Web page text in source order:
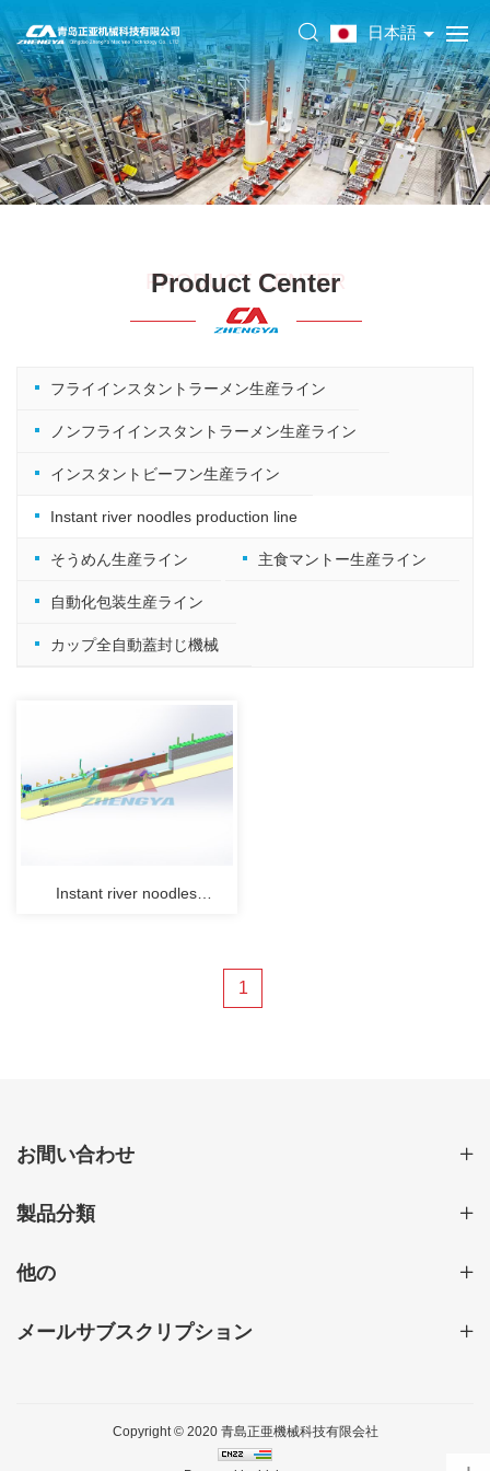
日本語
Product Center
PRODUCT CENTER
フライインスタントラーメン生産ライン
ノンフライインスタントラーメン生産ライン
インスタントビーフン生産ライン
Instant river noodles production line
そうめん生産ライン 主食マントー生産ライン
自動化包装生産ライン
カップ全自動蓋封じ機械
Instant river noodles
1
お間い合わせ
製品分類
他の
メールサブスクリプション
Copyright © 2020 青島正亜機械科技有限会社